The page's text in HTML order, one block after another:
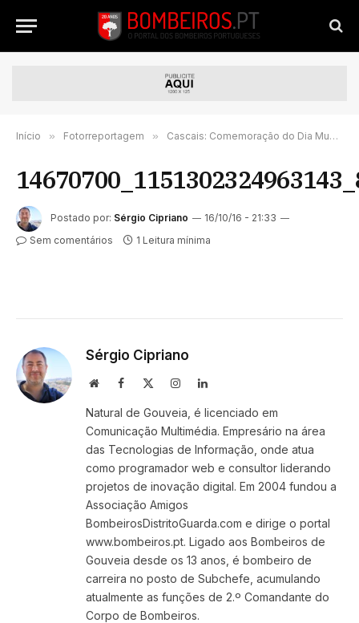
Início » Fotorreportagem » Cascais: Comemoração do Dia Municipal do Bombeiro
Postado por: Sérgio Cipriano
16/10/16 - 21:33
Sem comentários
1 Leitura mínima
Sérgio Cipriano
WebsiteFacebook InstagramLinkedIn
Natural de Gouveia, é licenciado em
Comunicação Multimédia. Empresário na área
das Tecnologias de Informação, onde atua
como programador web e consultor liderando
projetos de inovação digital. Em 2004 fundou a
Associação Amigos
BombeirosDistritoGuarda.com e dirige o portal
www.bombeiros.pt. Ligado aos Bombeiros de
Gouveia desde os 13 anos, é bombeiro de
carreira no posto de Subchefe, acumulando
atualmente as funções de 2.º Comandante do
Corpo de Bombeiros.